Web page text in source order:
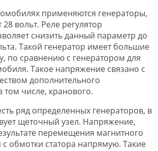
применяются генераторы,
вольт. Реле регулятор
снизить данный параметр до
Такой генератор имеет большие
по сравнению с генератором для
Такое напряжение связано с
дополнительного
том числе, кранового.
ряд определенных генераторов, в
щеточный узел. Напряжение,
перемещения магнитного
с обмотки статора напрямую. Такие